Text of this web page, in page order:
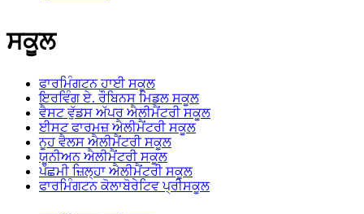
ਸਕੂਲ
ਫਾਰਮਿੰਗਟਨ ਹਾਈ ਸਕੂਲ
ਇਰਵਿੰਗ ਏ. ਰੌਬਿਨਸ ਮਿਡਲ ਸਕੂਲ
ਵੈਸਟ ਵੁੱਡਸ ਅੱਪਰ ਐਲੀਮੈਂਟਰੀ ਸਕੂਲ
ਈਸਟ ਫਾਰਮਜ਼ ਐਲੀਮੈਂਟਰੀ ਸਕੂਲ
ਨੂਹ ਵੈਲਸ ਐਲੀਮੈਂਟਰੀ ਸਕੂਲ
ਯੂਨੀਅਨ ਐਲੀਮੈਂਟਰੀ ਸਕੂਲ
ਪੱਛਮੀ ਜ਼ਿਲ੍ਹਾ ਐਲੀਮੈਂਟਰੀ ਸਕੂਲ
ਫਾਰਮਿੰਗਟਨ ਕੋਲਾਬੋਰੇਟਿਵ ਪ੍ਰੀਸਕੂਲ